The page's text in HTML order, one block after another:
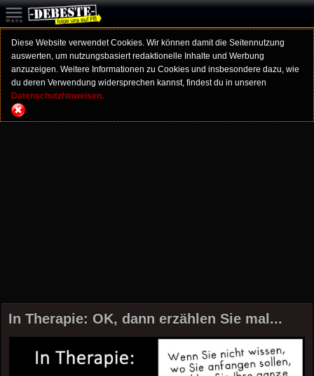
Diese Website verwendet Cookies. Wir können damit die Seitennutzung
auswerten, um nutzungsbasiert redaktionelle Inhalte und Werbung
anzuzeigen. Weitere Informationen zu Cookies und insbesondere dazu, wie
du deren Verwendung widersprechen kannst, findest du in unseren
Datenschutzhinweisen.
In Therapie: OK, dann erzählen Sie mal...